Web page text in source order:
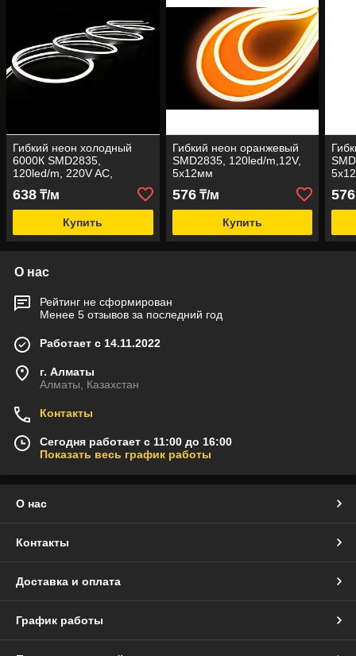
Гибкий неон холодный
6000К SMD2835,
120led/m, 220V AC,
8х16мм
638 ₸/м
Купить
Гибкий неон оранжевый
SMD2835, 120led/m,12V,
5х12мм
576₸/м
Купить
576
О нас
Рейтинг не сформирован
Менее 5 отзывов за последний год
Работает с 14.11.2022
г. Алматы
Алматы, Казахстан
Контакты
Сегодня работает с 11:00 до 16:00
Показать весь график работы
О нас
Контакты
Доставка и оплата
График работы